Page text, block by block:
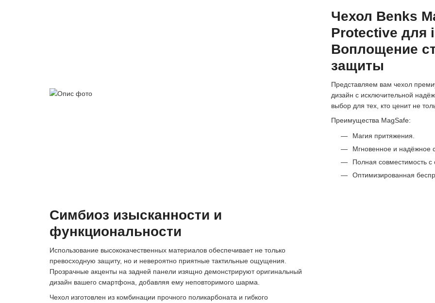
Чехол Benks
Protective для
Воплощение
защиты
Представляем вам чехол
дизайн с исключительной
выбор для тех, кто ценит не
Преимущества MagSafe:
Магия притяжения.
Мгновенное и надёжное
Полная совместимость
Оптимизированная
Симбиоз изысканности и
функциональности
Использование высококачественных материалов обеспечивает не только
превосходную защиту, но и невероятно приятные тактильные ощущения.
Прозрачные акценты на задней панели изящно демонстрируют оригинальный
дизайн вашего смартфона, добавляя ему неповторимого шарма.
Чехол изготовлен из комбинации прочного поликарбоната и гибкого